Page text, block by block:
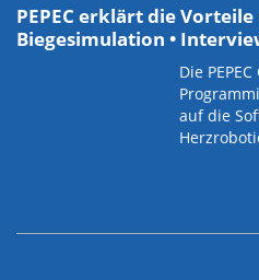
PEPEC erklärt die
Biegesimulation •
Die
auf die